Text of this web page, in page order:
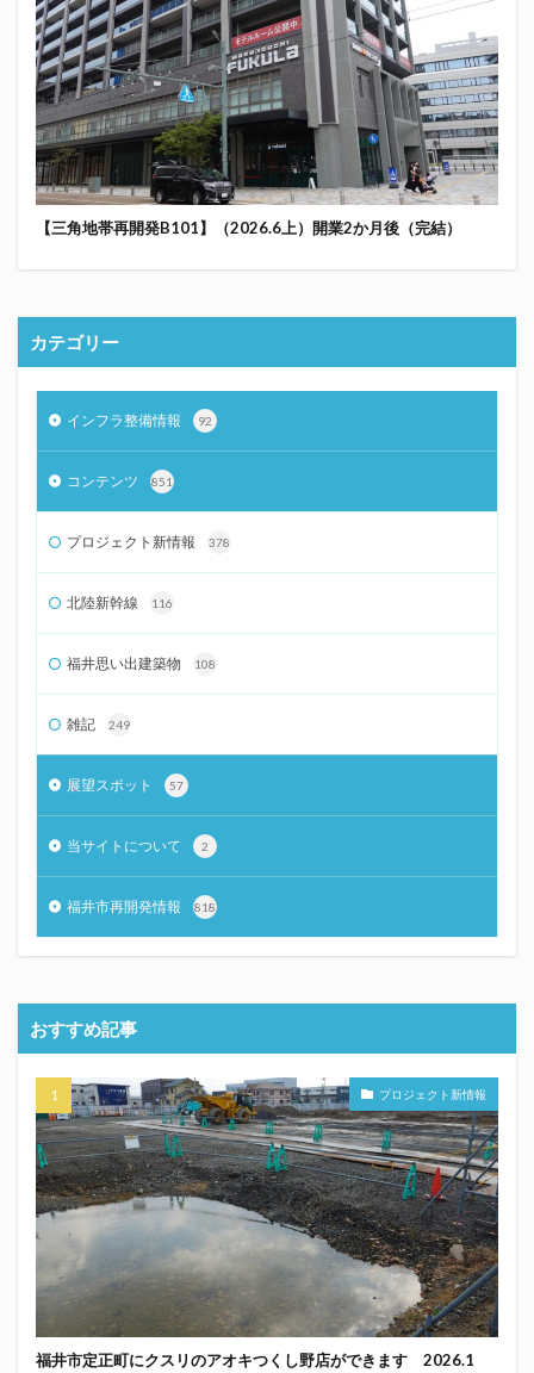
【三角地帯再開発B101】（2026.6上）開業2か月後（完結）
カテゴリー
インフラ整備情報 92
コンテンツ 851
プロジェクト新情報 378
北陸新幹線 116
福井思い出建築物 108
雑記 249
展望スポット 57
当サイトについて 2
福井市再開発情報 818
おすすめ記事
プロジェクト新情報
福井市定正町にクスリのアオキつくし野店ができます 2026.1